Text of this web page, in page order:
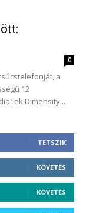
0
a
12
Dimensity...
TETSZIK
KÖVETÉS
KÖVETÉS